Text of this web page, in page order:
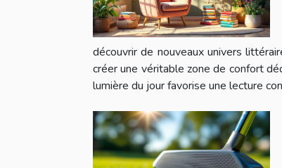
découvrir de nouveaux univers
créer une véritable zone de confort
lumière du jour favorise une lecture